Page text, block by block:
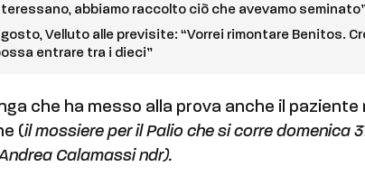
abbiamo raccolto ciò che avevamo
Velluto alle previsite: “Vorrei rimontare Benitos.
entrare tra i dieci”
che ha messo alla prova anche il paziente
(il mossiere per il Palio che si corre domenica
Calamassi ndr).